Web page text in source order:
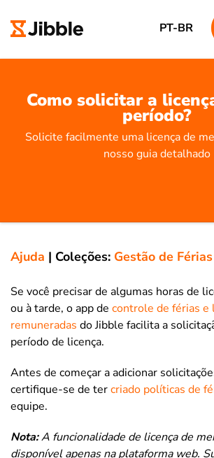
PT-BR
Como solicitar a
período?
Solicite facilmente uma licença de
nosso guia detalhado
Ajuda | Coleções: Gestão de Férias
Se você precisar de algumas horas de
ou à tarde, o app de controle de férias e
remuneradas do Jibble facilita a
período de licença.
Antes de começar a adicionar
certifique-se de tercriado políticas de
equipe.
Nota:A funcionalidade de licença de
disponível apenas na plataforma web.